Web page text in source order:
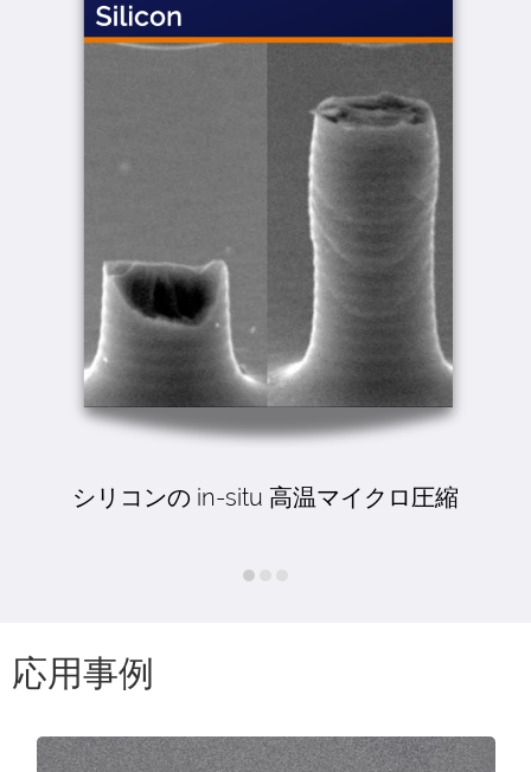
シリコンの in-situ 高温マイクロ圧縮
応用事例